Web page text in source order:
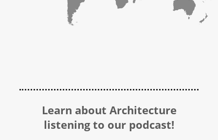
Learn about Architecture
listening to our podcast!